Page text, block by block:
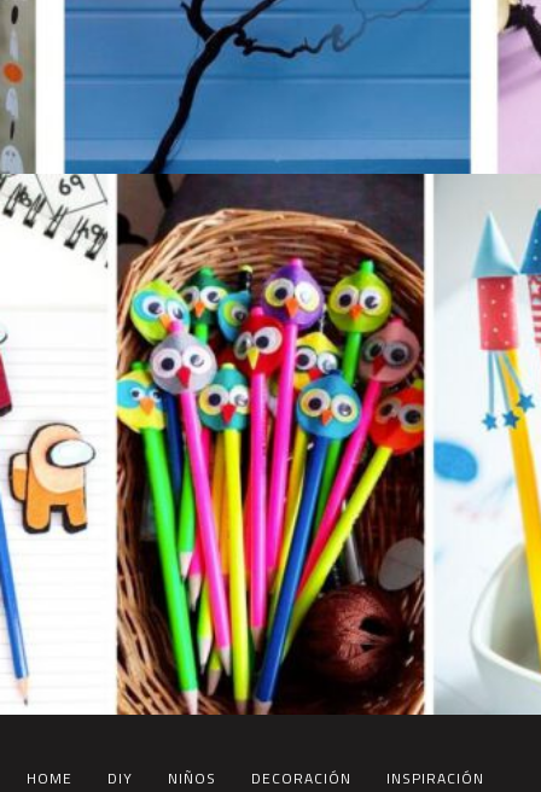
HOME DIY NIÑOS DECORACIÓN INSPIRACIÓN